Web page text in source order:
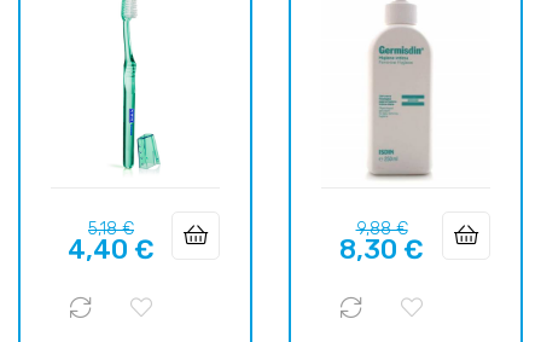
Precio
regular
5,18 €Precio
4,40 €
Precio
regular
9,88 €Precio
8,30 €